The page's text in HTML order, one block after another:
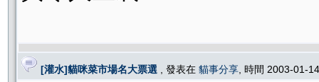
[灌水]貓咪菜市場名大票選 , 發表在 貓事分享 , 時間 2003-01-